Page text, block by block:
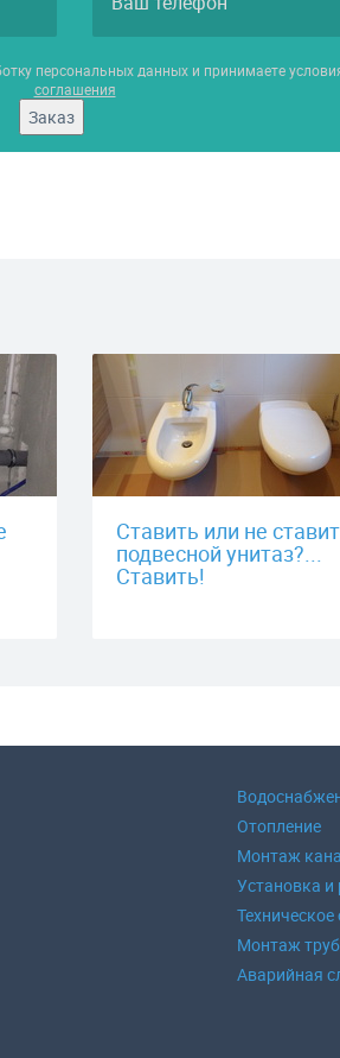
персональных данных и принимаете
соглашения
Заказ
Ставить или не
подвесной унитаз?...
Ставить!
Отопление
Монтаж
Установка и
Монтаж труб
Аварийная